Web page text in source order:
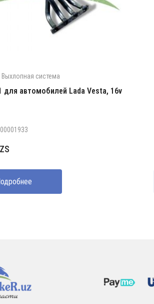
Выхлопная система
для автомобилей Lada Vesta, 16v